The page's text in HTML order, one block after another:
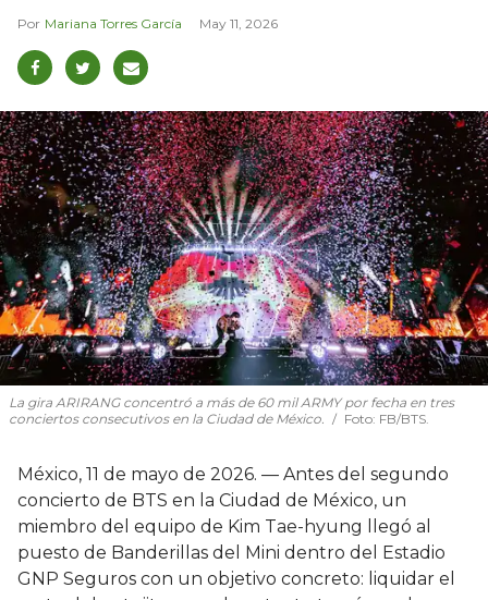
Mariana Torres García May 11, 2026
La gira ARIRANG concentró a más de 60 mil ARMY por fecha en tres
conciertos consecutivos en la Ciudad de México.
Foto: FB/BTS.
México, 11 de mayo de 2026. — Antes del segundo
concierto de BTS en la Ciudad de México, un
miembro del equipo de Kim Tae-hyung llegó al
puesto de Banderillas del Mini dentro del Estadio
GNP Seguros con un objetivo concreto: liquidar el